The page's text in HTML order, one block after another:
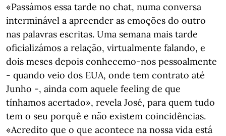
«Passámos essa tarde no chat, numa conversa
interminável a apreender as emoções do outro
nas palavras escritas. Uma semana mais tarde
oficializámos a relação, virtualmente falando, e
dois meses depois conhecemo-nos pessoalmente
- quando veio dos EUA, onde tem contrato até
Junho -, ainda com aquele feeling de que
tínhamos acertado», revela José, para quem tudo
tem o seu porquê e não existem coincidências.
«Acredito que o que acontece na nossa vida está